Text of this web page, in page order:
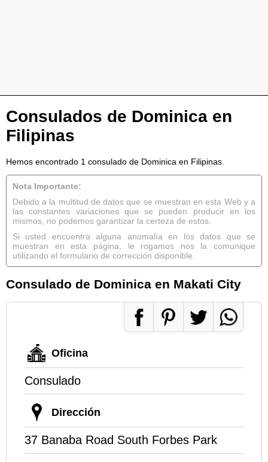
Consulados de Dominica en
Filipinas
Hemos encontrado 1 consulado de Dominica en Filipinas.
Nota Importante:
Debido a la multitud de datos que se muestran en esta Web y a
las constantes variaciones que se pueden producir en los
mismos, no podemos garantizar la certeza de estos.
Si usted encuentra alguna anomalía en los datos que se
muestran en esta página, le rogamos nos la comunique
utilizando el formulario de corrección disponible.
Consulado de Dominica en Makati City
Oficina
Consulado
Dirección
37 Banaba Road South Forbes Park